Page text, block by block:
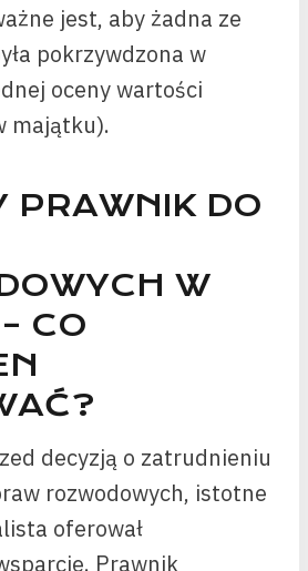
jest, aby żadna ze
pokrzywdzona w
oceny wartości
majątku).
PRAWNIK DO
W
CO
decyzją o zatrudnieniu
rozwodowych, istotne
oferował
Prawnik